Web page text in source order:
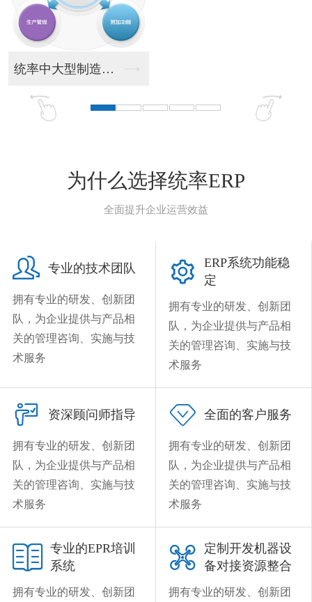
统率中大型制造业ER...
为什么选择统率ERP
全面提升企业运营效益
 专业的技术团队
拥有专业的研发、创新团
队，为企业提供与产品相
关的管理咨询、实施与技
术服务

ERP系统功能稳
定
拥有专业的研发、创新团
队，为企业提供与产品相
关的管理咨询、实施与技
术服务
 资深顾问师指导
拥有专业的研发、创新团
队，为企业提供与产品相
关的管理咨询、实施与技
术服务
 全面的客户服务
拥有专业的研发、创新团
队，为企业提供与产品相
关的管理咨询、实施与技
术服务

专业的EPR培训
系统
拥有专业的研发、创新团

定制开发机器设
备对接资源整合
拥有专业的研发、创新团